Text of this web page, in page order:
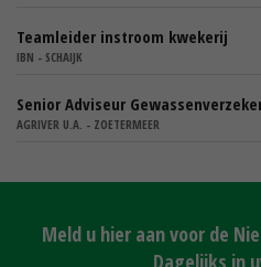
Teamleider instroom kwekerij
IBN - SCHAIJK
Senior Adviseur
AGRIVER U.A. - ZOETERMEER
Meld u hier aan voor de
Dagelijks in